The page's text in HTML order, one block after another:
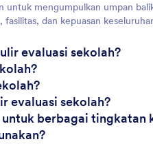
mengumpulkan umpan
dan kepuasan
evaluasi sekolah?
evaluasi sekolah?
berbagai tingkatan